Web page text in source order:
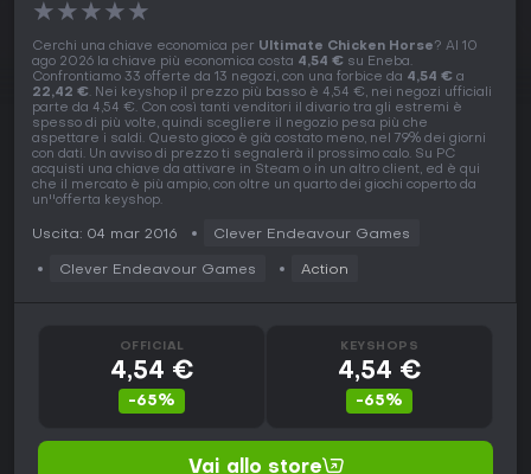
★★★★★
Cerchi una chiave economica per Ultimate Chicken Horse? Al 10
ago 2026 la chiave più economica costa 4,54 € su Eneba.
Confrontiamo 33 offerte da 13 negozi, con una forbice da 4,54 € a
22,42 €. Nei keyshop il prezzo più basso è 4,54 €, nei negozi ufficiali
parte da 4,54 €. Con così tanti venditori il divario tra gli estremi è
spesso di più volte, quindi scegliere il negozio pesa più che
aspettare i saldi. Questo gioco è già costato meno, nel 79% dei giorni
con dati. Un avviso di prezzo ti segnalerà il prossimo calo. Su PC
acquisti una chiave da attivare in Steam o in un altro client, ed è qui
che il mercato è più ampio, con oltre un quarto dei giochi coperto da
un''offerta keyshop.
Uscita: 04 mar 2016 Clever Endeavour Games
Clever Endeavour Games Action
OFFICIAL
4,54 €
-65%
KEYSHOPS
4,54 €
-65%
Vai allo store